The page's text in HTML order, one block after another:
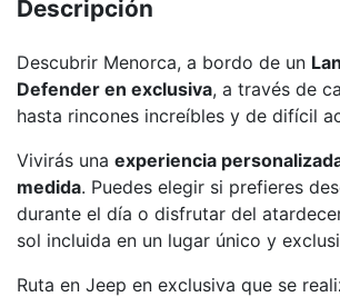
Descripción
Descubrir Menorca, a bordo de un
Defender en exclusiva, a través de
hasta rincones increíbles y de difícil
Vivirás una experiencia
medida. Puedes elegir si prefieres
durante el día o disfrutar del
sol incluida en un lugar único y
Ruta en Jeep en exclusiva que se